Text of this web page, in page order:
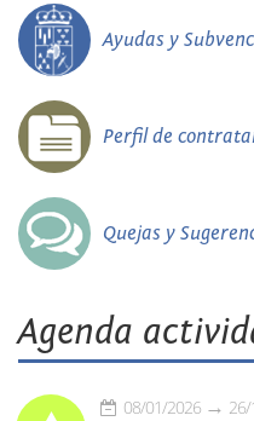
Ayudas y
Perfil de
Quejas y
Agenda
08/01/2026